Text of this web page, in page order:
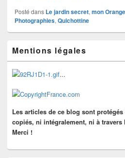
Posté dans Le jardin secret, mon
Photographies, Quichottine
principale
de
widget
pour
barre
Mentions légales
...
Les articles de ce blog sont
copiés, ni intégralement, ni à travers
Merci !